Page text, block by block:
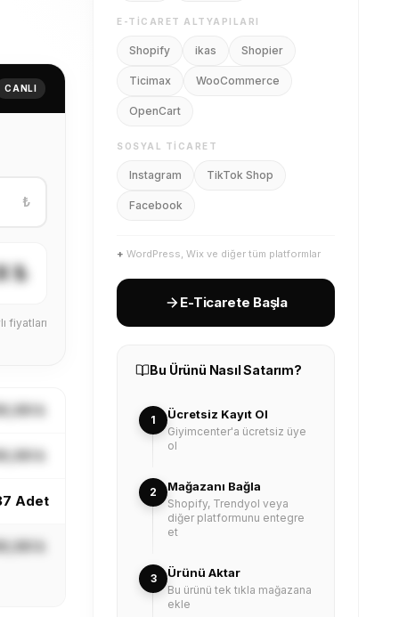
CANLI
₺
₺
fiyatları
₺
₺
Adet
₺
E-TICARET ALTYAPILARI
Shopify ikas Shopier
Ticimax WooCommerce
OpenCart
SOSYAL TICARET
Instagram TikTok Shop
Facebook
+ WordPress, Wix ve diğer tüm platformlar
E-Ticarete Başla
Bu Ürünü Nasıl Satarım?
1 Ücretsiz Kayıt Ol
Giyimcenter'a ücretsiz üye
ol
2 Mağazanı Bağla
Shopify, Trendyol veya
diğer platformunu entegre
et
3 Ürünü Aktar
Bu ürünü tek tıkla mağazana
ekle